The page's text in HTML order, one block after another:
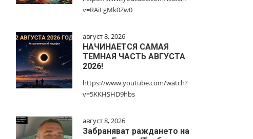
v=RAiLgMk0Zw0
август 8, 2026
НАЧИНАЕТСЯ САМАЯ
ТЕМНАЯ ЧАСТЬ АВГУСТА
2026!
https://www.youtube.com/watch?
v=5KKHSHD9hbs
август 8, 2026
Забраняват раждането на